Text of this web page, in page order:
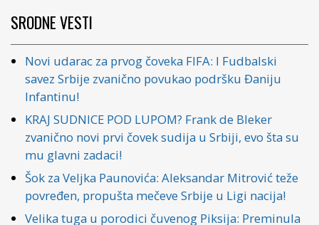
SRODNE VESTI
Novi udarac za prvog čoveka FIFA: I Fudbalski
savez Srbije zvanično povukao podršku Đaniju
Infantinu!
KRAJ SUDNICE POD LUPOM? Frank de Bleker
zvanično novi prvi čovek sudija u Srbiji, evo šta su
mu glavni zadaci!
Šok za Veljka Paunovića: Aleksandar Mitrović teže
povređen, propušta mečeve Srbije u Ligi nacija!
Velika tuga u porodici čuvenog Piksija: Preminula